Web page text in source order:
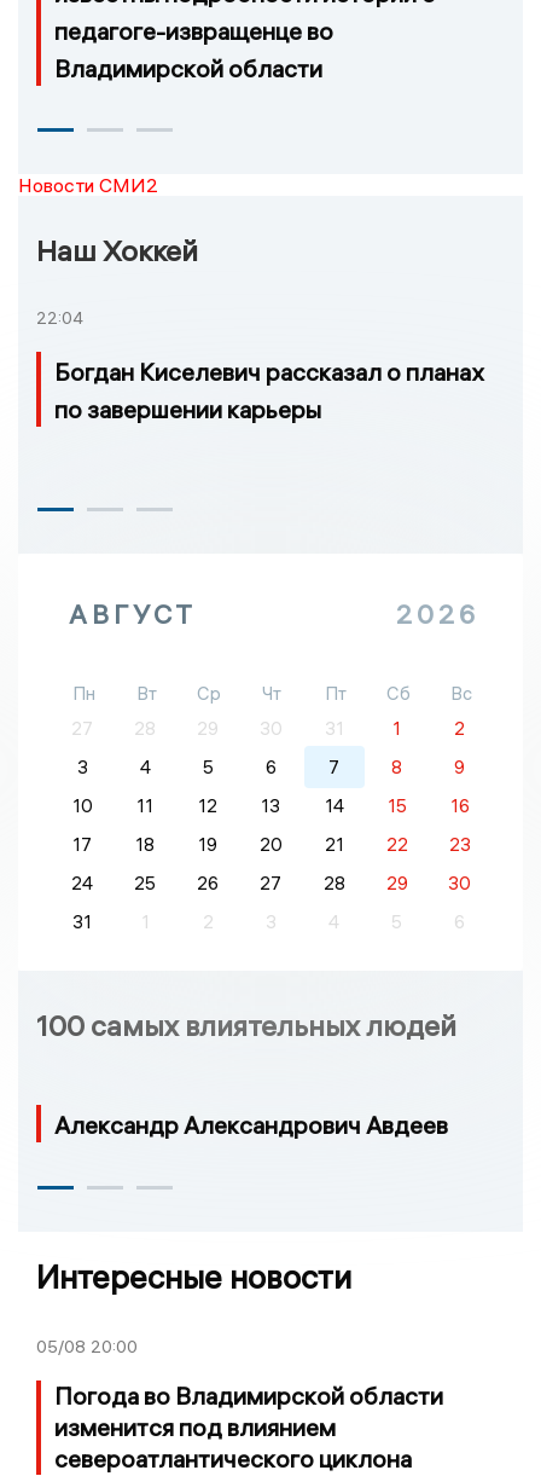
педагоге-извращенце во
Владимирской области
Новости СМИ2
Наш Хоккей
22:04
Богдан Киселевич рассказал о планах
по завершении карьеры
АВГУСТ 2026
Пн Вт Ср Чт Пт Сб
Вс
27
28 29 30 31 1
2
3
4 5 6 7 8
9
10
11 12 13 14 15
16
17
18 19 20 21 22
23
24
25 26 27 28 29
30
31
1 2 3 4 5 6
100 самых влиятельных людей
Александр Александрович Авдеев
Интересные новости
05/08 20:00
Погода во Владимирской области
изменится под влиянием
североатлантического циклона